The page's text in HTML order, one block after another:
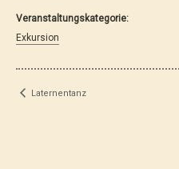
Veranstaltungskategorie:
Exkursion
Laternentanz